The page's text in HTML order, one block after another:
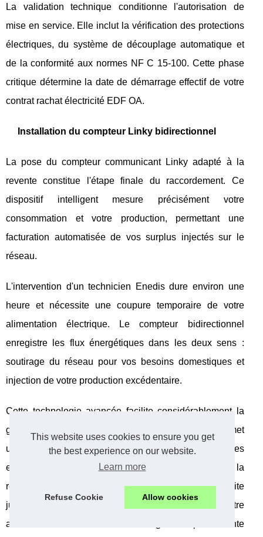
This website uses cookies to ensure you get
the best experience on our website.
Learn more
Refuse Cookie Allow cookies
La validation technique conditionne l'autorisation de
mise en service. Elle inclut la vérification des protections
électriques, du système de découplage automatique et
de la conformité aux normes NF C 15-100. Cette phase
critique détermine la date de démarrage effectif de votre
contrat rachat électricité EDF OA.
Installation du compteur Linky bidirectionnel
La pose du compteur communicant Linky adapté à la
revente constitue l'étape finale du raccordement. Ce
dispositif intelligent mesure précisément votre
consommation et votre production, permettant une
facturation automatisée de vos surplus injectés sur le
réseau.
L'intervention d'un technicien Enedis dure environ une
heure et nécessite une coupure temporaire de votre
alimentation électrique. Le compteur bidirectionnel
enregistre les flux énergétiques dans les deux sens :
soutirage du réseau pour vos besoins domestiques et
injection de votre production excédentaire.
Cette technologie avancée facilite considérablement la
gestion de votre installation photovoltaïque. Elle permet
un suivi en temps réel de vos performances énergétiques
et simplifie les démarches administratives pour la
revente. Votre facture électricité peut ainsi être réduite
jusqu'à 75% grâce à l'optimisation de votre
autoconsommation et aux revenus générés par la vente